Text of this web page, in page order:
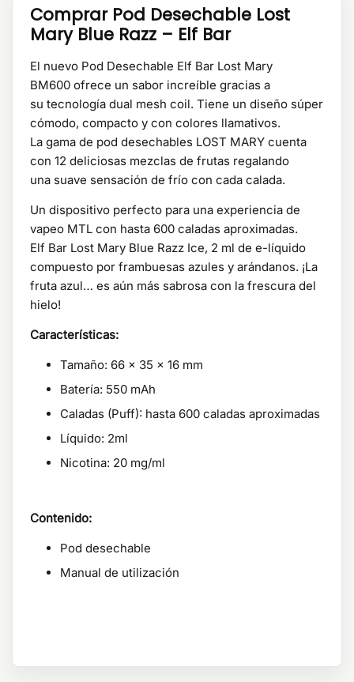
Comprar Pod Desechable Lost
Mary Blue Razz – Elf Bar
El nuevo Pod Desechable Elf Bar Lost Mary
BM600 ofrece un sabor increíble gracias a
su tecnología dual mesh coil. Tiene un diseño súper
cómodo, compacto y con colores llamativos.
La gama de pod desechables LOST MARY cuenta
con 12 deliciosas mezclas de frutas regalando
una suave sensación de frío con cada calada.
Un dispositivo perfecto para una experiencia de
vapeo MTL con hasta 600 caladas aproximadas.
Elf Bar Lost Mary Blue Razz Ice, 2 ml de e-líquido
compuesto por frambuesas azules y arándanos. ¡La
fruta azul… es aún más sabrosa con la frescura del
hielo!
Características:
Tamaño: 66 x 35 x 16 mm
Batería: 550 mAh
Caladas (Puff): hasta 600 caladas aproximadas
Líquido: 2ml
Nicotina: 20 mg/ml
Contenido:
Pod desechable
Manual de utilización